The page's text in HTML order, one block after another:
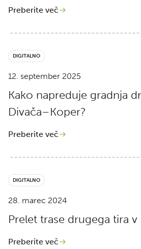
Preberite več
DIGITALNO
12. september 2025
Kako napreduje gradnja
Divača–Koper?
Preberite več
DIGITALNO
28. marec 2024
Prelet trase drugega tira
Preberite več